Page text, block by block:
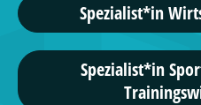
Spezialist*in
Spezialist*in